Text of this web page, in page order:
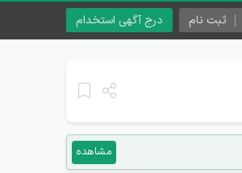
درج آگهی استخدام ثبت نام
مشاهده